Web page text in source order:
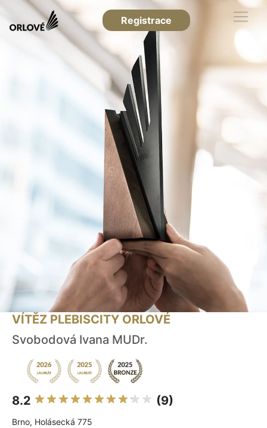
Registrace
VÍTĚZ PLEBISCITY ORLOVÉ
Svobodová Ivana MUDr.
8.2 (9)
Brno, Holásecká 775